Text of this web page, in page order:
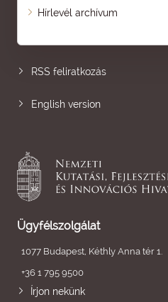
Hírlevél archívum
Oldaltérkép
RSS feliratkozás
English version
Ügyfélszolgálat
1077 Budapest, Kéthly Anna tér 1.
+36 1 795 9500
Írjon nekünk